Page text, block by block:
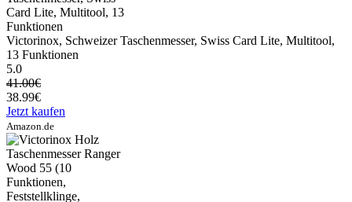
Victorinox, Schweizer Taschenmesser, Swiss Card Lite, Multitool,
13 Funktionen
5.0
41.00€
38.99€
Jetzt kaufen
Amazon.de